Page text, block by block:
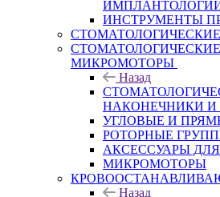
ИНСТРУМЕНТЫ
МИКРОМОТОРЫ
Назад
НАКОНЕЧНИКИ
УГЛОВЫЕ И
РОТОРНЫЕ
АКСЕССУАРЫ
МИКРОМОТОРЫ
Назад